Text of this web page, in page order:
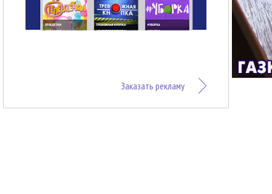
Заказать рекламу